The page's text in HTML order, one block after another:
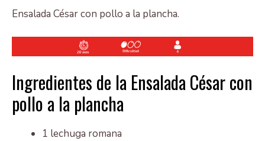
Ensalada César con pollo a la plancha.
Ingredientes de la Ensalada César con
pollo a la plancha
1 lechuga romana